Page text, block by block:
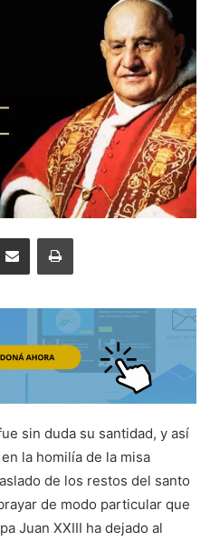
Compartir por correo electrónicoImprimir
sin duda su santidad, y así
la homilía de la misa
de los restos del santo
de modo particular que
Juan XXIII ha dejado al